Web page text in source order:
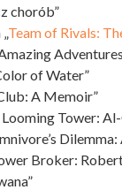
chorób”
Team of Rivals:
of Water”
A Memoir”
Tower:
Broker: